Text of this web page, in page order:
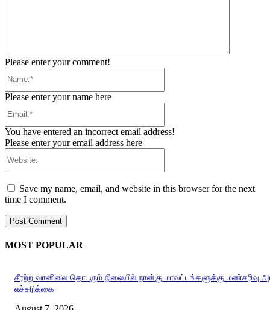
Please enter your comment!
Please enter your name here
You have entered an incorrect email address!
Please enter your email address here
Save my name, email, and website in this browser for the next
time I comment.
MOST POPULAR
சீரற்ற வானிலை தொடரும் நிலையில் நான்கு மாவட்டங்களுக்கு மண்சரிவு
எச்சரிக்கை